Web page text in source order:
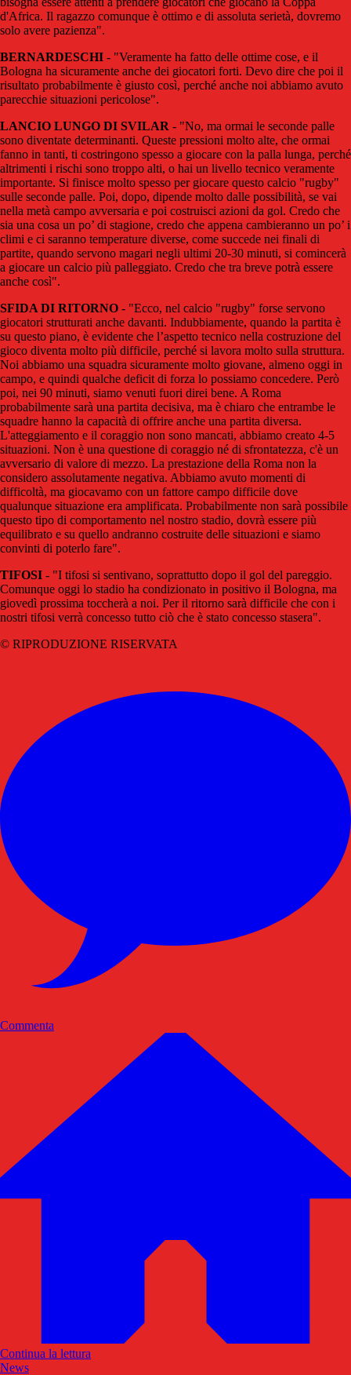
d'Africa. Il ragazzo comunque è ottimo e di assoluta serietà, dovremo
solo avere pazienza".
BERNARDESCHI - "Veramente ha fatto delle ottime cose, e il
Bologna ha sicuramente anche dei giocatori forti. Devo dire che poi il
risultato probabilmente è giusto così, perché anche noi abbiamo avuto
parecchie situazioni pericolose".
LANCIO LUNGO DI SVILAR - "No, ma ormai le seconde palle
sono diventate determinanti. Queste pressioni molto alte, che ormai
fanno in tanti, ti costringono spesso a giocare con la palla lunga, perché
altrimenti i rischi sono troppo alti, o hai un livello tecnico veramente
importante. Si finisce molto spesso per giocare questo calcio "rugby"
sulle seconde palle. Poi, dopo, dipende molto dalle possibilità, se vai
nella metà campo avversaria e poi costruisci azioni da gol. Credo che
sia una cosa un po’ di stagione, credo che appena cambieranno un po’ i
climi e ci saranno temperature diverse, come succede nei finali di
partite, quando servono magari negli ultimi 20-30 minuti, si comincerà
a giocare un calcio più palleggiato. Credo che tra breve potrà essere
anche così".
SFIDA DI RITORNO - "Ecco, nel calcio "rugby" forse servono
giocatori strutturati anche davanti. Indubbiamente, quando la partita è
su questo piano, è evidente che l’aspetto tecnico nella costruzione del
gioco diventa molto più difficile, perché si lavora molto sulla struttura.
Noi abbiamo una squadra sicuramente molto giovane, almeno oggi in
campo, e quindi qualche deficit di forza lo possiamo concedere. Però
poi, nei 90 minuti, siamo venuti fuori direi bene. A Roma
probabilmente sarà una partita decisiva, ma è chiaro che entrambe le
squadre hanno la capacità di offrire anche una partita diversa.
L'atteggiamento e il coraggio non sono mancati, abbiamo creato 4-5
situazioni. Non è una questione di coraggio né di sfrontatezza, c'è un
avversario di valore di mezzo. La prestazione della Roma non la
considero assolutamente negativa. Abbiamo avuto momenti di
difficoltà, ma giocavamo con un fattore campo difficile dove
qualunque situazione era amplificata. Probabilmente non sarà possibile
questo tipo di comportamento nel nostro stadio, dovrà essere più
equilibrato e su quello andranno costruite delle situazioni e siamo
convinti di poterlo fare".
TIFOSI - "I tifosi si sentivano, soprattutto dopo il gol del pareggio.
Comunque oggi lo stadio ha condizionato in positivo il Bologna, ma
giovedì prossima toccherà a noi. Per il ritorno sarà difficile che con i
nostri tifosi verrà concesso tutto ciò che è stato concesso stasera".
© RIPRODUZIONE RISERVATA
Commenta
Continua la lettura
News